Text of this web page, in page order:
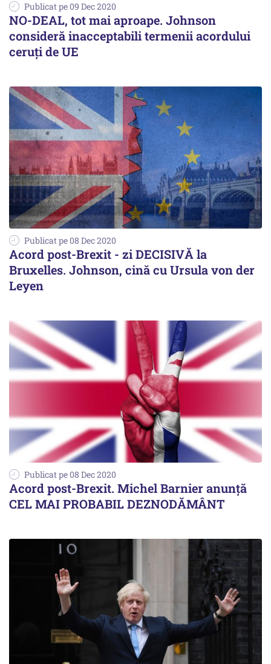
Publicat pe 09 Dec 2020
NO-DEAL, tot mai aproape. Johnson
consideră inacceptabili termenii acordului
ceruţi de UE
Publicat pe 08 Dec 2020
Acord post-Brexit - zi DECISIVĂ la
Bruxelles. Johnson, cină cu Ursula von der
Leyen
Publicat pe 08 Dec 2020
Acord post-Brexit. Michel Barnier anunță
CEL MAI PROBABIL DEZNODĂMÂNT